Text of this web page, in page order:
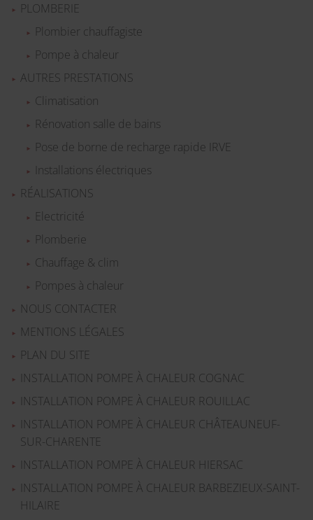
PLOMBERIE
Plombier chauffagiste
Pompe à chaleur
AUTRES PRESTATIONS
Climatisation
Rénovation salle de bains
Pose de borne de recharge rapide IRVE
Installations électriques
RÉALISATIONS
Electricité
Plomberie
Chauffage & clim
Pompes à chaleur
NOUS CONTACTER
MENTIONS LÉGALES
PLAN DU SITE
INSTALLATION POMPE À CHALEUR COGNAC
INSTALLATION POMPE À CHALEUR ROUILLAC
INSTALLATION POMPE À CHALEUR CHÂTEAUNEUF-
SUR-CHARENTE
INSTALLATION POMPE À CHALEUR HIERSAC
INSTALLATION POMPE À CHALEUR BARBEZIEUX-SAINT-
HILAIRE